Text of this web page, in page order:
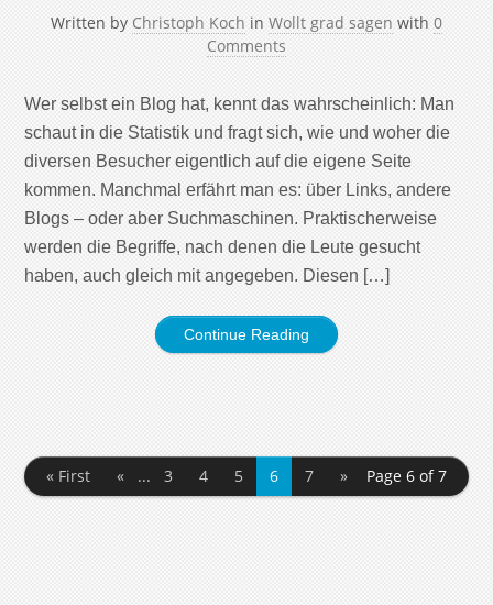
Written by Christoph Koch in Wollt grad sagen with 0
Comments
Wer selbst ein Blog hat, kennt das wahrscheinlich: Man
schaut in die Statistik und fragt sich, wie und woher die
diversen Besucher eigentlich auf die eigene Seite
kommen. Manchmal erfährt man es: über Links, andere
Blogs – oder aber Suchmaschinen. Praktischerweise
werden die Begriffe, nach denen die Leute gesucht
haben, auch gleich mit angegeben. Diesen […]
Continue Reading
Page 6 of 7
« First « ... 3 4 5 6 7 »